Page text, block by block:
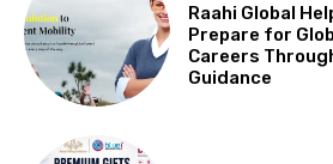
Raahi Global
Prepare for
Careers
Guidance